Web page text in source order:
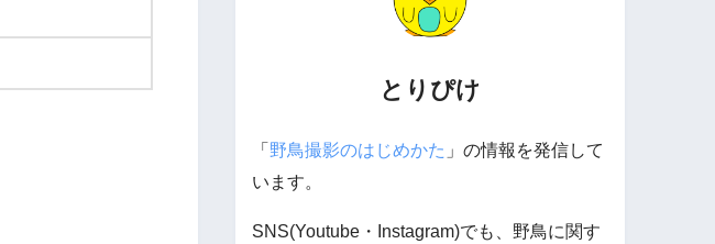
とりぴけ
「 野鳥撮影のはじめかた 」の情報を発信して
います。
SNS(Youtube・Instagram)でも、野鳥に関す